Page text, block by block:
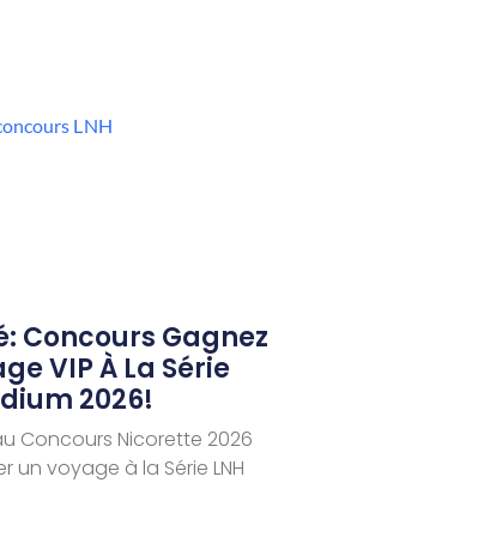
Concours Gagnez
VIP À La Série
2026!
Concours Nicorette 2026
un voyage à la Série LNH